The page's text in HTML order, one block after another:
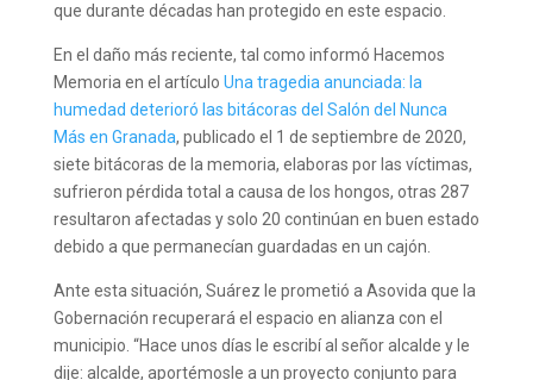
que durante décadas han protegido en este espacio.
En el daño más reciente, tal como informó Hacemos
Memoria en el artículo Una tragedia anunciada: la
humedad deterioró las bitácoras del Salón del Nunca
Más en Granada, publicado el 1 de septiembre de 2020,
siete bitácoras de la memoria, elaboras por las víctimas,
sufrieron pérdida total a causa de los hongos, otras 287
resultaron afectadas y solo 20 continúan en buen estado
debido a que permanecían guardadas en un cajón.
Ante esta situación, Suárez le prometió a Asovida que la
Gobernación recuperará el espacio en alianza con el
municipio. “Hace unos días le escribí al señor alcalde y le
dije: alcalde, aportémosle a un proyecto conjunto para